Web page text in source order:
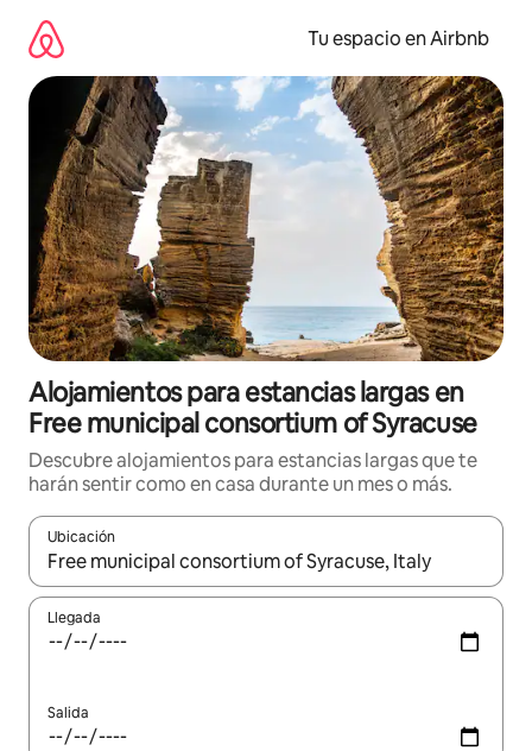
contenido
Tu espacio en Airbnb
Alojamientos para estancias largas en
Free municipal consortium of Syracuse
Descubre alojamientos para estancias largas que te
harán sentir como en casa durante un mes o más.
Ubicación
Cuando los resultados estén disponibles, podrás navegar
Llegada
Salida